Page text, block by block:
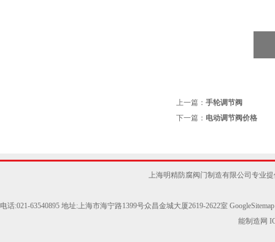
上一篇： 手轮调节阀
下一篇： 电动调节阀价格
上海明精防腐阀门制造有限公司专业
电话:021-63540895 地址:上海市海宁路1399号众昌金城大厦2619-2622室 GoogleSitemap
能制造网